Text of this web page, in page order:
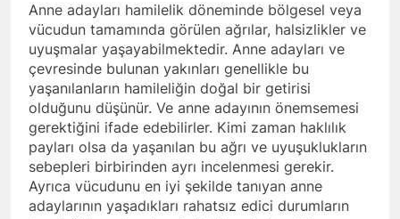
Anne adayları hamilelik döneminde bölgesel veya
vücudun tamamında görülen ağrılar, halsizlikler ve
uyuşmalar yaşayabilmektedir. Anne adayları ve
çevresinde bulunan yakınları genellikle bu
yaşanılanların hamileliğin doğal bir getirisi
olduğunu düşünür. Ve anne adayının önemsemesi
gerektiğini ifade edebilirler. Kimi zaman haklılık
payları olsa da yaşanılan bu ağrı ve uyuşuklukların
sebepleri birbirinden ayrı incelenmesi gerekir.
Ayrıca vücudunu en iyi şekilde tanıyan anne
adaylarının yaşadıkları rahatsız edici durumların